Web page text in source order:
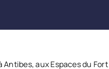
aux Espaces du